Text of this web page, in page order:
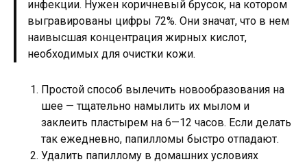
инфекции. Нужен коричневый брусок, на котором
выгравированы цифры 72%. Они значат, что в нем
наивысшая концентрация жирных кислот,
необходимых для очистки кожи.
Простой способ вылечить новообразования на
шее — тщательно намылить их мылом и
заклеить пластырем на 6—12 часов. Если делать
так ежедневно, папилломы быстро отпадают.
Удалить папиллому в домашних условиях